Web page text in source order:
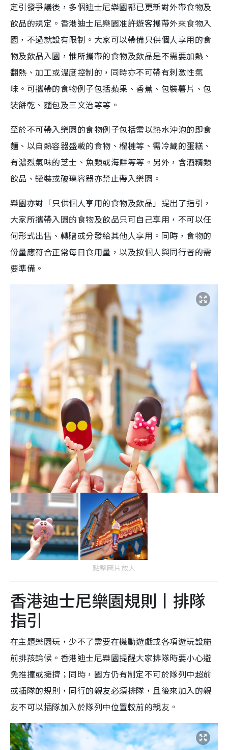
定引發爭議後，多個迪士尼樂園都已更新對外帶食物及
飲品的規定。香港迪士尼樂園准許遊客攜帶外來食物入
園，不過就設有限制。大家可以帶備只供個人享用的食
物及飲品入園，惟所攜帶的食物及飲品是不需要加熱、
翻熱、加工或溫度控制的，同時亦不可帶有刺激性氣
味。可攜帶的食物例子包括蘋果、香蕉、包裝薯片、包
裝餅乾、麵包及三文治等等。
至於不可帶入樂園的食物例子包括需以熱水沖泡的即食
麵、以自熱容器盛載的食物、榴槤等、需冷藏的蛋糕、
有濃烈氣味的芝士、魚類或海鮮等等。另外，含酒精類
飲品、罐裝或破璃容器亦禁止帶入樂園。
樂園亦對「只供個人享用的食物及飲品」提出了指引，
大家所攜帶入園的食物及飲品只可自己享用，不可以任
何形式出售、轉贈或分發給其他人享用。同時，食物的
份量應符合正常每日食用量，以及按個人與同行者的需
要準備。
點擊圖片放大
香港迪士尼樂園規則丨排隊
指引
在主題樂園玩，少不了需要在機動遊戲或各項遊玩設施
前排孩輪候。香港迪士尼樂園提醒大家排隊時要小心避
免推撞或擁擠；同時，園方仍有制定不可於隊列中超前
或插隊的規則，同行的親友必須排隊，且後來加入的親
友不可以插隊加入於隊列中位置較前的親友。